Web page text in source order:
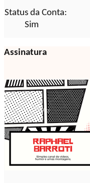
Status da Conta:
Sim
Assinatura